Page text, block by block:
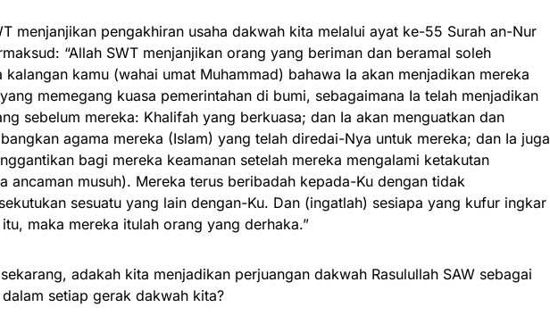
menjanjikan pengakhiran usaha dakwah kita melalui ayat ke-55 Surah an-Nur
“Allah SWT menjanjikan orang yang beriman dan beramal soleh
kalangan kamu (wahai umat Muhammad) bahawa Ia akan menjadikan mereka
memegang kuasa pemerintahan di bumi, sebagaimana Ia telah menjadikan
sebelum mereka: Khalifah yang berkuasa; dan Ia akan menguatkan dan
agama mereka (Islam) yang telah diredai-Nya untuk mereka; dan Ia juga
bagi mereka keamanan setelah mereka mengalami ketakutan
ancaman musuh). Mereka terus beribadah kepada-Ku dengan tidak
sesuatu yang lain dengan-Ku. Dan (ingatlah) sesiapa yang kufur ingkar
itu, maka mereka itulah orang yang derhaka.”
adakah kita menjadikan perjuangan dakwah Rasulullah SAW sebagai
setiap gerak dakwah kita?